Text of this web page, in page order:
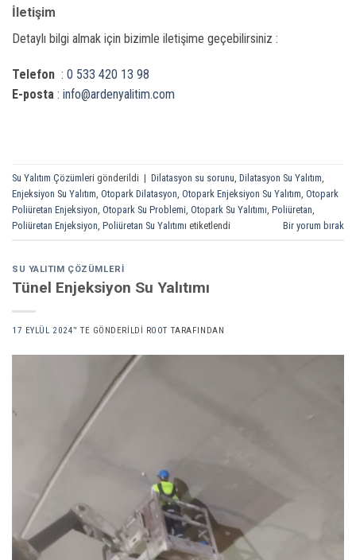
İletişim
Detaylı bilgi almak için bizimle iletişime geçebilirsiniz :
Telefon : 0 533 420 13 98
E-posta : info@ardenyalitim.com
Su Yalıtım Çözümleri gönderildi | Dilatasyon su sorunu Dilatasyon Su Yalıtım
Enjeksiyon Su Yalıtım Otopark Dilatasyon Otopark Enjeksiyon Su Yalıtım Otopark
Poliüretan Enjeksiyon Otopark Su Problemi Otopark Su Yalıtımı Poliüretan
Poliüretan Enjeksiyon Poliüretan Su Yalıtımı etiketlendi Bir yorum bırak
SU YALITIM ÇÖZÜMLERI
Tünel Enjeksiyon Su Yalıtımı
17 EYLÜL 2024’' TE GÖNDERILDI ROOT TARAFINDAN